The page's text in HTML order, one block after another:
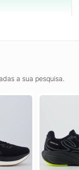
a sua pesquisa.